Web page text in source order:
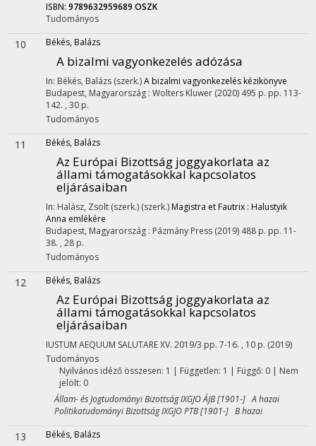
ISBN: 9789632959689 OSZK
Tudományos
10 Békés, Balázs
A bizalmi vagyonkezelés adózása
In: Békés, Balázs (szerk.)A bizalmi vagyonkezelés kézikönyve
Budapest, Magyarország : Wolters Kluwer (2020) 495 p. pp. 113-
142. , 30 p.
Tudományos
11 Békés, Balázs
Az Európai Bizottság joggyakorlata az
állami támogatásokkal kapcsolatos
eljárásaiban
In: Halász, Zsolt (szerk.) (szerk.) Magistra et Fautrix : Halustyik
Anna emlékére
Budapest, Magyarország : Pázmány Press (2019) 488 p. pp. 11-
38. , 28 p.
Tudományos
12 Békés, Balázs
Az Európai Bizottság joggyakorlata az
állami támogatásokkal kapcsolatos
eljárásaiban
IUSTUM AEQUUM SALUTAREXV. 2019/3 pp. 7-16. , 10 p. (2019)
Tudományos
Nyilvános idéző összesen: 1 | Független: 1 | Függő: 0 | Nem
jelölt: 0
Állam- és Jogtudományi Bizottság IXGJO ÁJB [1901-] A hazai
Politikatudományi Bizottság IXGJO PTB [1901-] B hazai
13 Békés, Balázs